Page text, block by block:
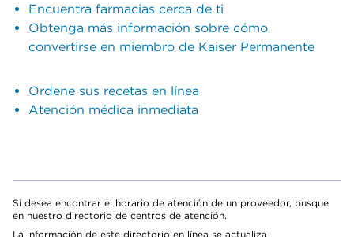
Encuentra farmacias cerca de ti
Obtenga más información sobre cómo
convertirse en miembro de Kaiser Permanente
Ordene sus recetas en línea
Atención médica inmediata
Si desea encontrar el horario de atención de un proveedor, busque
en nuestro directorio de centros de atención.
La información de este directorio en línea se actualiza